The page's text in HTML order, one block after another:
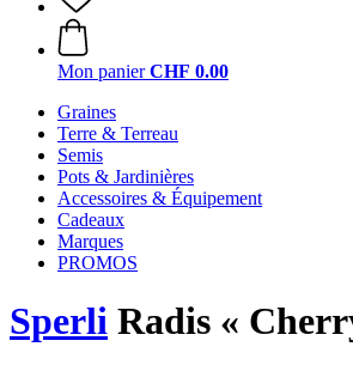
Mon panier CHF 0.00
Graines
Terre & Terreau
Semis
Pots & Jardinières
Accessoires & Équipement
Cadeaux
Marques
PROMOS
Sperli Radis «